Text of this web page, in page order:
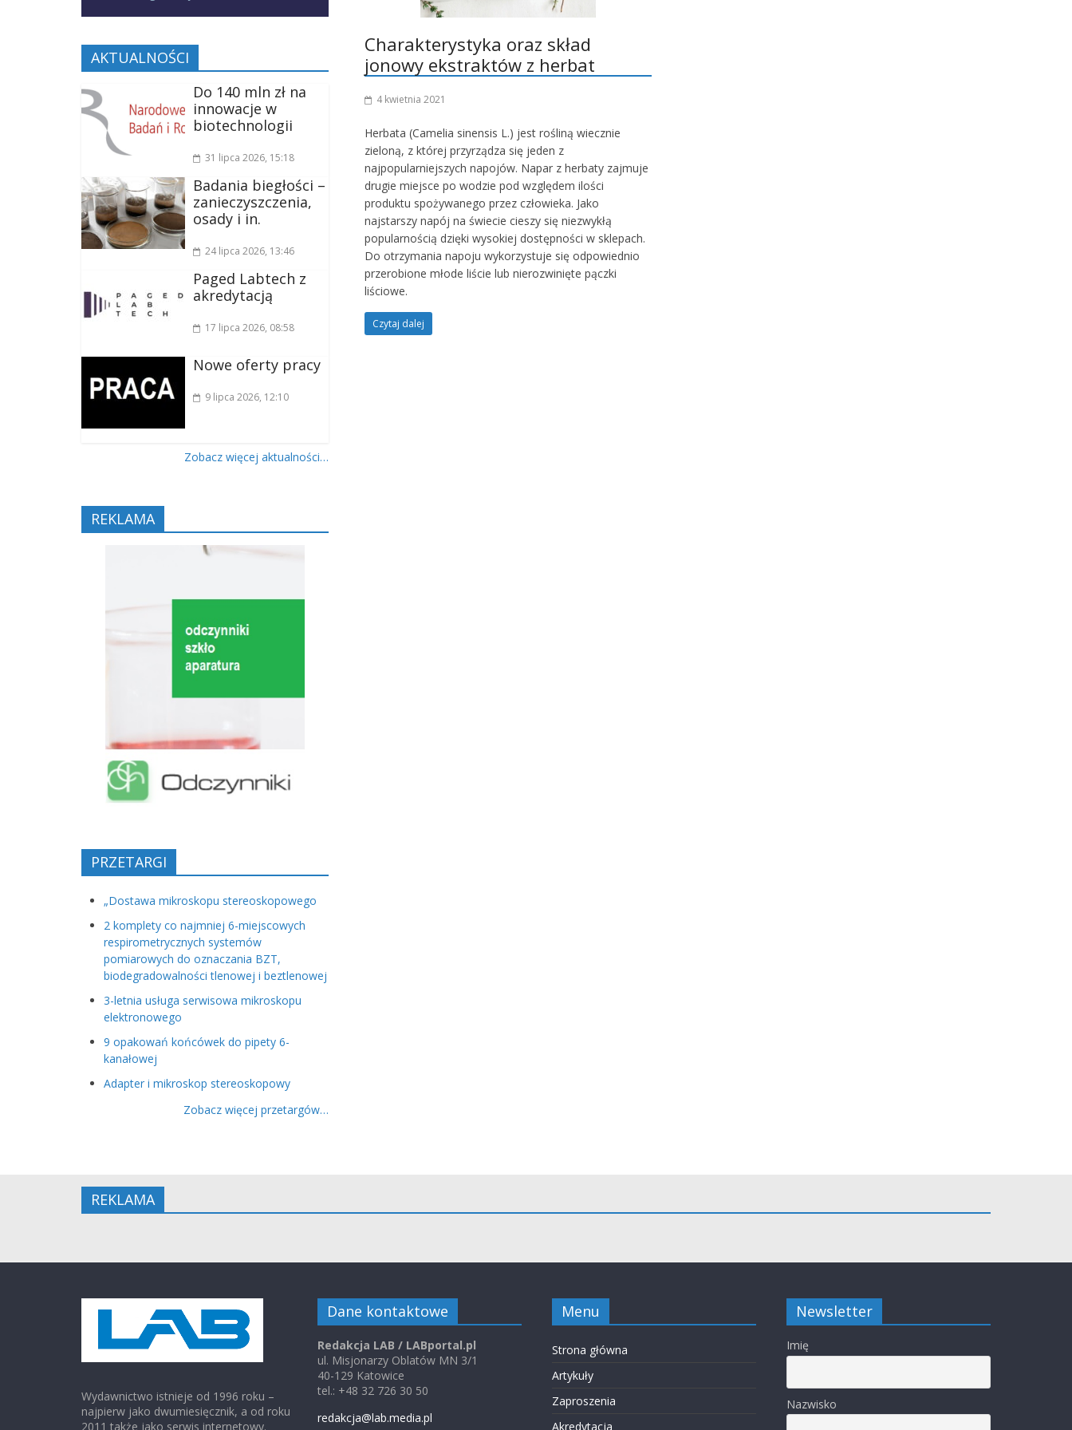
Charakterystyka oraz skład
jonowy ekstraktów z herbat
4 kwietnia 2021
Herbata (Camelia sinensis L.) jest rośliną wiecznie
zieloną, z której przyrządza się jeden z
najpopularniejszych napojów. Napar z herbaty zajmuje
drugie miejsce po wodzie pod względem ilości
produktu spożywanego przez człowieka. Jako
najstarszy napój na świecie cieszy się niezwykłą
popularnością dzięki wysokiej dostępności w sklepach.
Do otrzymania napoju wykorzystuje się odpowiednio
przerobione młode liście lub nierozwinięte pączki
liściowe.
Czytaj dalej
AKTUALNOŚCI
Do 140 mln zł na
innowacje w
biotechnologii
31 lipca 2026, 15:18
Badania biegłości –
zanieczyszczenia,
osady i in.
24 lipca 2026, 13:46
Paged Labtech z
akredytacją
17 lipca 2026, 08:58
Nowe oferty pracy
9 lipca 2026, 12:10
Zobacz więcej aktualności…
REKLAMA
PRZETARGI
„Dostawa mikroskopu stereoskopowego
2 komplety co najmniej 6-miejscowych
respirometrycznych systemów
pomiarowych do oznaczania BZT,
biodegradowalności tlenowej i beztlenowej
3-letnia usługa serwisowa mikroskopu
elektronowego
9 opakowań końcówek do pipety 6-
kanałowej
Adapter i mikroskop stereoskopowy
Zobacz więcej przetargów…
REKLAMA
Wydawnictwo istnieje od 1996 roku –
najpierw jako dwumiesięcznik, a od roku
2011 także jako serwis internetowy.
Dane kontaktowe
Redakcja LAB / LABportal.pl
ul. Misjonarzy Oblatów MN 3/1
40-129 Katowice
tel.: +48 32 726 30 50
redakcja@lab.media.pl
Menu
Strona główna
Artykuły
Zaproszenia
Akredytacja
Newsletter
Imię
Nazwisko